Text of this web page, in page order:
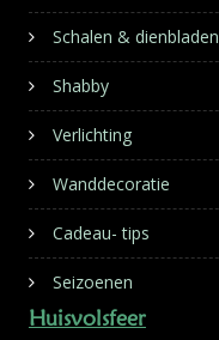
Schalen & dienbladen
Shabby
Verlichting
Wanddecoratie
Cadeau- tips
Seizoenen
Huisvolsfeer